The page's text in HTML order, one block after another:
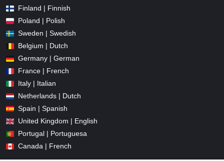
Finland | Finnish
Poland | Polish
Sweden | Swedish
Belgium | Dutch
Germany | German
France | French
Italy | Italian
Netherlands | Dutch
Spain | Spanish
United Kingdom | English
Portugal | Portuguesa
Canada | French